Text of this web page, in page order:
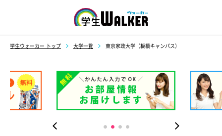
学生ウォーカー トップ 大学一覧 東京家政大学（板橋キャンパス）